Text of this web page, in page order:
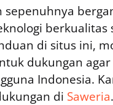
sepenuhnya
di situs ini,
dukungan
Indonesia.
di Saweria